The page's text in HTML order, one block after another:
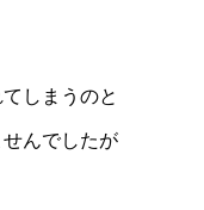
しまうのと
んでしたが